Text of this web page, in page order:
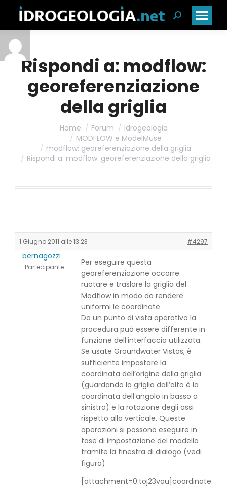
Cerca:
Rispondi a: modflow:
georeferenziazione
della griglia
Home Forum
Idrogeologia
MODFLOW e ModelMuse
modflow: georeferenziazione della griglia
Rispondi a: modflow: georeferenziazione della griglia
1 Giugno 2011 alle 13:23 #4297
bernagozzi
Partecipante
Per eseguire questa
georeferenziazione occorre
ruotare e traslare la griglia del
Modflow in modo da rendere
uniformi le coordinate.
Da un punto di vista operativo la
procedura può essere differente in
funzione dell’interfaccia utilizzata.
Se usate Groundwater Vistas, è
sufficiente impostare la
coordinata dell’origine della griglia
(guardando la griglia dall’alto è la
coordinata dell’angolo in basso a
sinistra) e la rotazione degli assi
rispetto alla verticale. Queste
operazioni si possono eseguire in
fase di impostazione del modello
tramite la finestra di dialogo (vedi
figura)
[attachment=0:toj23vau] coordinate-